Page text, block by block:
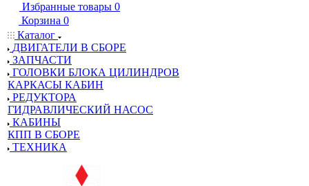
Избранные товары 0
Корзина 0
Каталог
ДВИГАТЕЛИ В СБОРЕ
ЗАПЧАСТИ
ГОЛОВКИ БЛОКА ЦИЛИНДРОВ
КАРКАСЫ КАБИН
РЕДУКТОРА
ГИДРАВЛИЧЕСКИЙ НАСОС
КАБИНЫ
КПП В СБОРЕ
ТЕХНИКА